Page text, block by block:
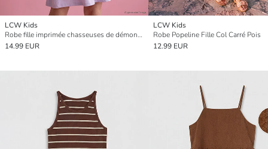
LCW Kids
Robe fille imprimée chasseuses de démons K-pop
14.99 EUR
LCW Kids
Robe Popeline Fille Col Carré Pois
12.99 EUR